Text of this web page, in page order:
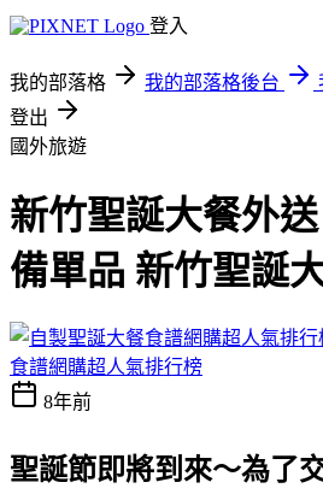
登入
我的部落格 我的部落格後台
登出
國外旅遊
新竹聖誕大餐外
備單品 新竹聖誕
食譜網購超人氣排行榜
8年前
聖誕節即將到來～為了